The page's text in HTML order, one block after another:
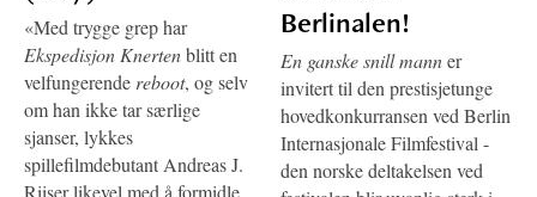
«Med trygge grep har
Ekspedisjon Knertenblitt en
velfungerende reboot, og selv
om han ikke tar særlige
sjanser, lykkes
spillefilmdebutant Andreas J.
Riiser likevel med å formidle
Berlinalen!
En ganske snill manner
invitert til den prestisjetunge
hovedkonkurransen ved Berlin
Internasjonale Filmfestival -
den norske deltakelsen ved